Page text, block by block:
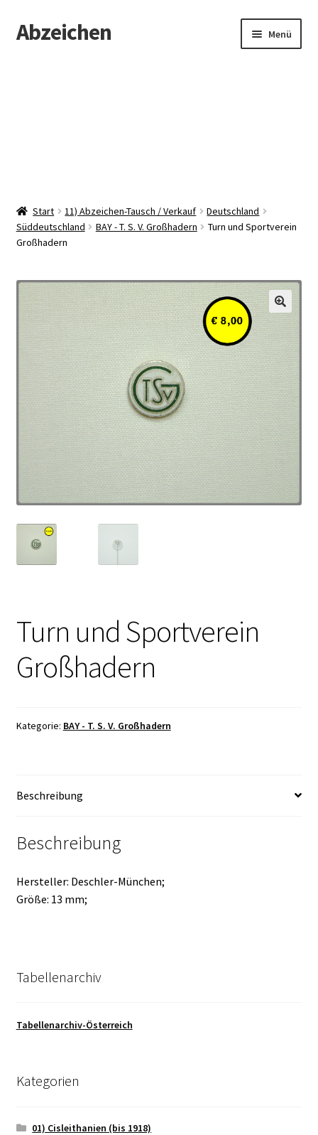
Zur
Navigation
Zum
Inhalt
Abzeichen Menü
Start 11) Abzeichen-Tausch / Verkauf
Deutschland
Süddeutschland
BAY - T. S. V. Großhadern
Turn und Sportverein
Großhadern
Turn und Sportverein
Großhadern
Kategorie: BAY - T. S. V. Großhadern
Beschreibung
Beschreibung
Hersteller: Deschler-München;
Größe: 13 mm;
Tabellenarchiv
Tabellenarchiv-Österreich
Kategorien
01) Cisleithanien (bis 1918)